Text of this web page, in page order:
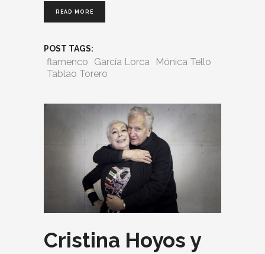
READ MORE
POST TAGS:
flamenco García Lorca
Mónica Tello
Tablao Torero
Cristina Hoyos y